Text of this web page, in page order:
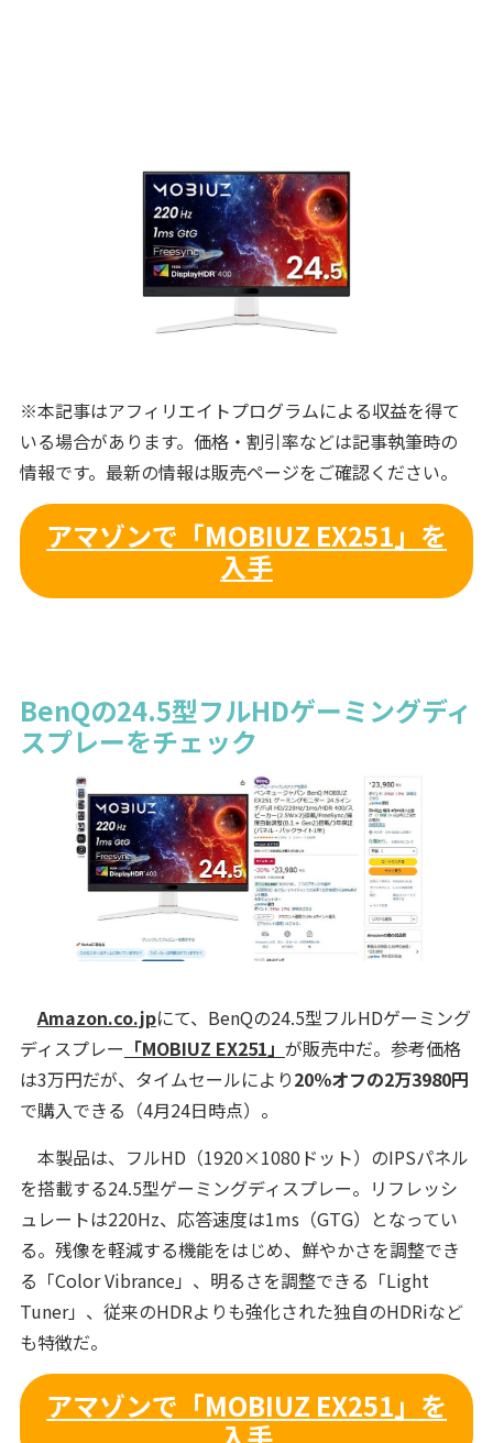
※本記事はアフィリエイトプログラムによる収益を得て
いる場合があります。価格・割引率などは記事執筆時の
情報です。最新の情報は販売ページをご確認ください。
アマゾンで「MOBIUZ EX251」を
入手
BenQの24.5型フルHDゲーミングディ
スプレーをチェック
Amazon.co.jpにて、BenQの24.5型フルHDゲーミング
ディスプレー 「MOBIUZ EX251」 が販売中だ。参考価格
は3万円だが、タイムセールにより20％オフの2万3980円
で購入できる（4月24日時点）。
本製品は、フルHD（1920×1080ドット）のIPSパネル
を搭載する24.5型ゲーミングディスプレー。リフレッシ
ュレートは220Hz、応答速度は1ms（GTG）となってい
る。残像を軽減する機能をはじめ、鮮やかさを調整でき
る「Color Vibrance」、明るさを調整できる「Light
Tuner」、従来のHDRよりも強化された独自のHDRiなど
も特徴だ。
アマゾンで「MOBIUZ EX251」を